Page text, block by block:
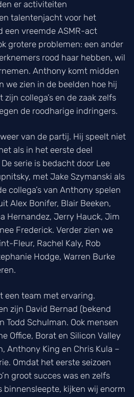
er activiteiten
talentenjacht voor het
een vreemde ASMR-act
grotere problemen: een ander
rood haar hebben, wil
Anthony komt midden
we zien in de beelden hoe hij
collega’s en de zaak zelfs
de roodharige indringers.
van de partij. Hij speelt niet
als in het eerste deel
serie is bedacht door Lee
met Jake Szymanski als
collega’s van Anthony spelen
Alex Bonifer, Blair Beeken,
Hernandez, Jerry Hauck, Jim
Frederick. Verder zien we
Fleur, Rachel Kaly, Rob
Hodge, Warren Burke
een team met ervaring.
zijn David Bernad (bekend
Todd Schulman. Ook mensen
Office, Borat en Silicon Valley
Anthony King en Chris Kula –
Omdat het eerste seizoen
groot succes was en zelfs
kijken wij enorm